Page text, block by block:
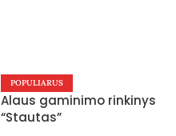
POPULIARUS
Alaus gaminimo rinkinys
“Stautas”